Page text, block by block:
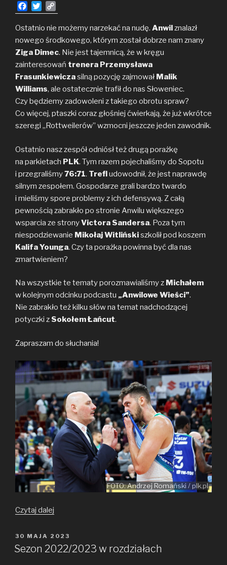
stylu
a
c
e
o
o
k
w
i
t
e
r
o
p
y
i
n
k
Ostatnio nie możemy narzekać na nudę. Anwilznalazł
nowego środkowego, którym został dobrze nam znany
Ziga Dimec. Nie jest tajemnicą, że w kręgu
zainteresowań trenera Przemysława
Frasunkiewiczasilną pozycję zajmował Malik
Williams, ale ostatecznie trafił do nas Słoweniec.
Czy będziemy zadowoleni z takiego obrotu spraw?
Co więcej, ptaszki coraz głośniej ćwierkają, że już wkrótce
szeregi „Rottweilerów” wzmocni jeszcze jeden zawodnik.
Ostatnio nasz zespół odniósł też drugą porażkę
na parkietach PLK. Tym razem pojechaliśmy do Sopotu
i przegraliśmy76:71. Trefludowodnił, że jest naprawdę
silnym zespołem. Gospodarze grali bardzo twardo
i mieliśmy spore problemy z ich defensywą. Z całą
pewnością zabrakło po stronie Anwilu większego
wsparcia ze stronyVictora Sandersa. Poza tym
niespodziewanie Mikołaj Witlińskiszkolił pod koszem
Kalifa Younga. Czy ta porażka powinna być dla nas
zmartwieniem?
Na wszystkie te tematy porozmawialiśmy z Michałem
w kolejnym odcinku podcastu „Anwilowe Wieści”.
Nie zabrakło też kilku słów na temat nadchodzącej
potyczki z Sokołem Łańcut.
Zapraszam do słuchania!
FOTO: Andrzej Romański / plk.pl
Czytaj dalej
(#12)
–
OPUBLIKOWANE
W
30 MAJA 2023
Sezon 2022/2023 w rozdziałach